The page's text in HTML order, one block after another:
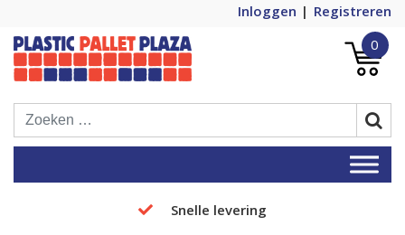
Inloggen
Registreren
Plastic Pallet Plaza
Plastic Pallets Plaza, de nummer 1 in
Europa!
0
Snelle levering